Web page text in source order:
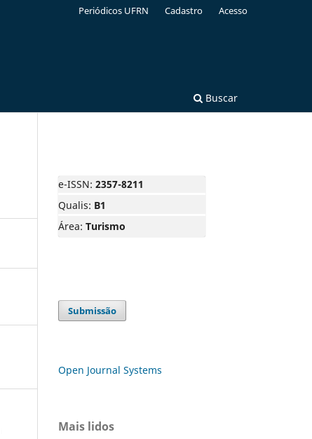
Buscar
Periódicos UFRN Cadastro Acesso
e-ISSN: 2357-8211
Qualis: B1
Área: Turismo
Submissão
Open Journal Systems
Mais lidos